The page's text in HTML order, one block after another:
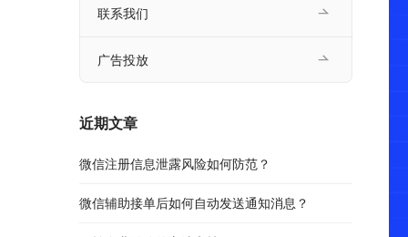
联系我们
广告投放
近期文章
微信注册信息泄露风险如何防范？
微信辅助接单后如何自动发送通知消息？